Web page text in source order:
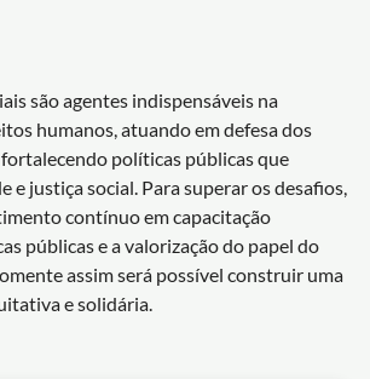
são agentes indispensáveis na
humanos, atuando em defesa dos
políticas públicas que
e justiça social. Para superar os desafios,
contínuo em capacitação
públicas e a valorização do papel do
assim será possível construir uma
e solidária.